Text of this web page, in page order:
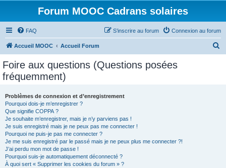
Forum MOOC Cadrans solaires
FAQ Connexion au forum
S’inscrire au forum
Accueil MOOC Accueil Forum
Foire aux questions (Questions posées
fréquemment)
Problèmes de connexion et d’enregistrement
Pourquoi dois-je m’enregistrer ?
Que signifie COPPA ?
Je souhaite m’enregistrer, mais je n’y parviens pas !
Je suis enregistré mais je ne peux pas me connecter !
Pourquoi ne puis-je pas me connecter ?
Je me suis enregistré par le passé mais je ne peux plus me connecter ?!
J’ai perdu mon mot de passe !
Pourquoi suis-je automatiquement déconnecté ?
À quoi sert « Supprimer les cookies du forum » ?